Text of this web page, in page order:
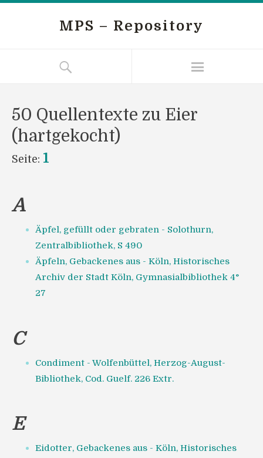
MPS – Repository
50 Quellentexte zu Eier
(hartgekocht)
Seite: 1
A
Äpfel, gefüllt oder gebraten - Solothurn,
Zentralbibliothek, S 490
Äpfeln, Gebackenes aus - Köln, Historisches
Archiv der Stadt Köln, Gymnasialbibliothek 4°
27
C
Condiment - Wolfenbüttel, Herzog-August-
Bibliothek, Cod. Guelf. 226 Extr.
E
Eidotter, Gebackenes aus - Köln, Historisches